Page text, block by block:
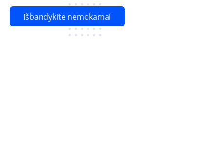
Išbandykite nemokamai